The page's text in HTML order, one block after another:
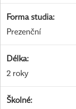
Forma studia:
Prezenční
Délka:
2 roky
Školné: